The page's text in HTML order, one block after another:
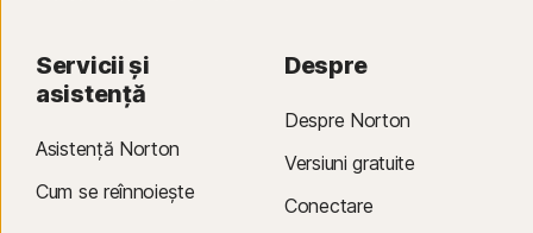
Servicii și
asistență
Asistență Norton
Cum se reînnoiește
Despre
Despre Norton
Versiuni gratuite
Conectare